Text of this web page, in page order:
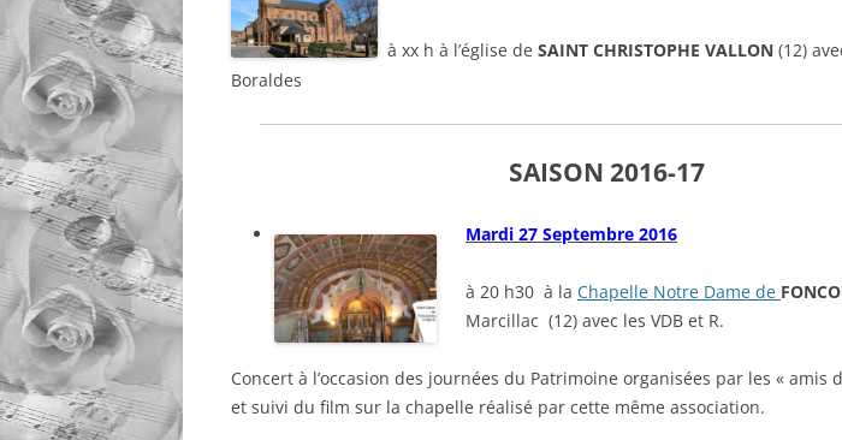
à xx h à l’église de SAINT CHRISTOPHE VALLON (12)
Boraldes
SAISON 2016-17
Mardi 27 Septembre 2016
à 20 h30 à la Chapelle Notre Dame de
Marcillac (12) avec les VDB et R.
Concert à l’occasion des journées du Patrimoine organisées par les « amis
et suivi du film sur la chapelle réalisé par cette même association.